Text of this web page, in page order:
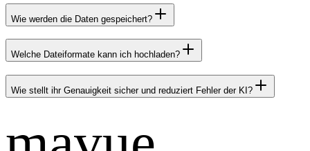
Wie werden die Daten gespeichert?
Welche Dateiformate kann ich hochladen?
Wie stellt ihr Genauigkeit sicher und reduziert Fehler der KI?